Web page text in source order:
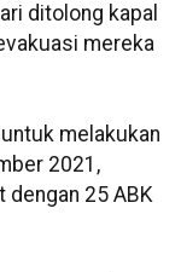
ditolong kapal
mereka
melakukan
2021,
dengan 25 ABK